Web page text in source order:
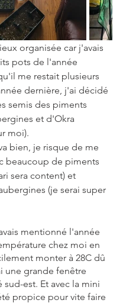
organisée car j'avais
pots de l'année
me restait plusieurs
dernière, j'ai décidé
semis des piments
et d'Okra
moi).
bien, je risque de me
beaucoup de piments
sera content) et
(je serai super
chez moi en
monter à 28C dû
une grande fenêtre
est. Et avec la mini
propice pour vite faire